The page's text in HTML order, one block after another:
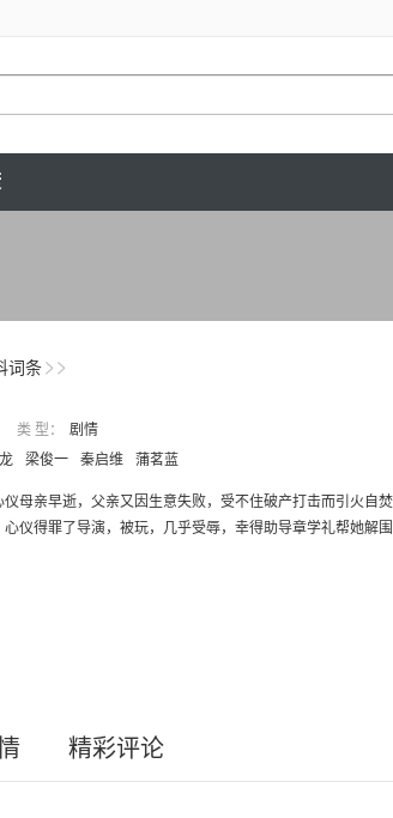
词条
类 型：
剧情
梁俊一 秦启维 蒲茗蓝
母亲早逝，父亲又因生意失败，受不住破产打击而引火自
仪得罪了导演，被玩，几乎受辱，幸得助导章学礼帮她解
精彩评论